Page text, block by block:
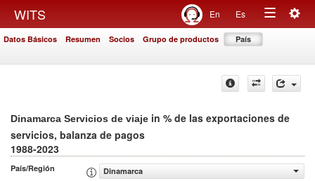
WITS En Es
Toggle
Datos Básicos Resumen Socios Grupo de productos País
Dinamarca Servicios de viaje in % de las exportaciones de
servicios, balanza de pagos
1988-2023
País/Región
Dinamarca